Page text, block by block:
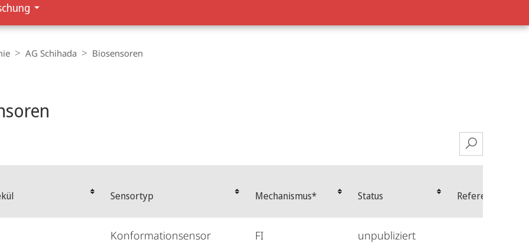
AG Schihada Biosensoren
Sensortyp Mechanismus* Status Referenz
Konformationsensor FI unpubliziert